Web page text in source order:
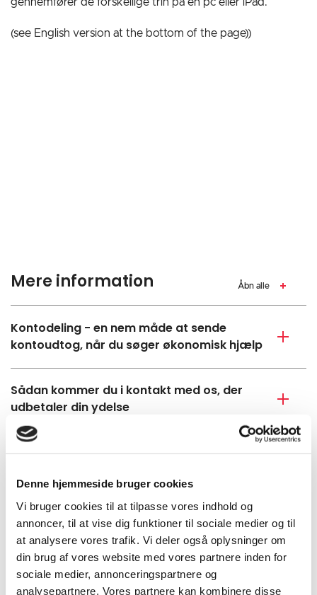
Denne hjemmeside bruger cookies
Vi bruger cookies til at tilpasse vores indhold og
annoncer, til at vise dig funktioner til sociale medier og til
at analysere vores trafik. Vi deler også oplysninger om
din brug af vores website med vores partnere inden for
sociale medier, annonceringspartnere og
analysepartnere. Vores partnere kan kombinere disse
(see English version at the bottom of the page))
Mere information Åbn alle
Kontodeling - en nem måde at sende
kontoudtog, når du søger økonomisk hjælp
Sådan kommer du i kontakt med os, der
udbetaler din ydelse
Har du bare brug for et godt råd?
Vil du vide mere om kontanthjælp
Økonomirådgivning